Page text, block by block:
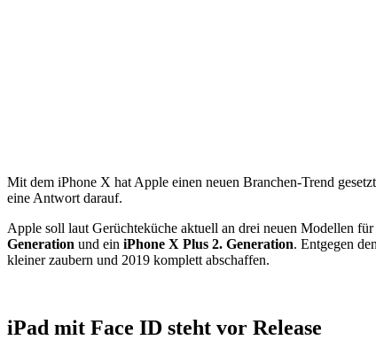
Mit dem iPhone X hat Apple einen neuen Branchen-Trend
eine Antwort darauf.
Apple soll laut Gerüchteküche aktuell an drei neuen Modellen
Generation und ein iPhone X Plus 2. Generation. Entgegen
kleiner zaubern und 2019 komplett abschaffen.
iPad mit Face ID steht vor Release